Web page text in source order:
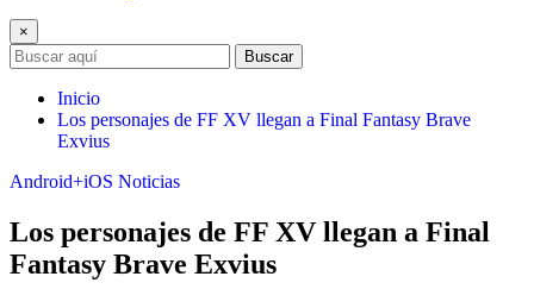
×
Buscar
Inicio
Los personajes de FF XV llegan a Final Fantasy Brave
Exvius
Android+iOS Noticias
Los personajes de FF XV llegan a Final
Fantasy Brave Exvius